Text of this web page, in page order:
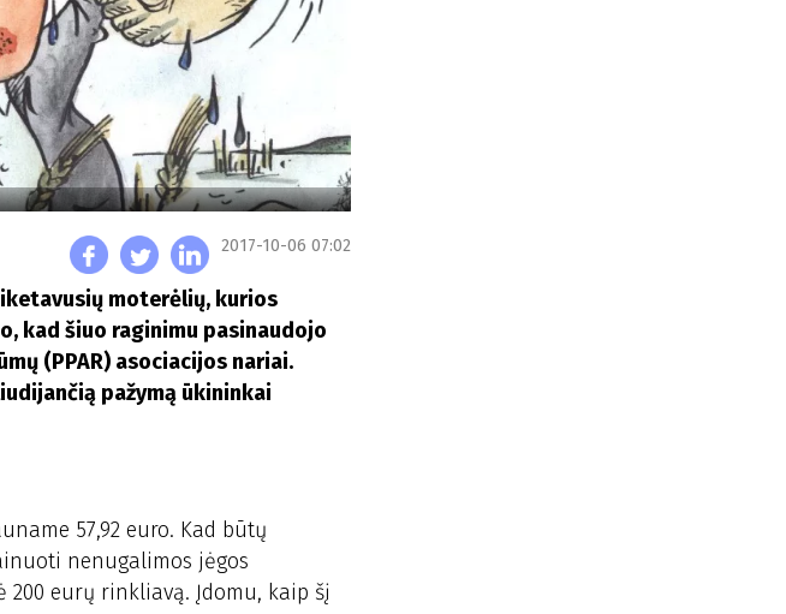
2017-10-06 07:02
moterėlių, kurios
kad šiuo raginimu pasinaudojo
(PPAR) asociacijos nariai.
pažymą ūkininkai
57,92 euro. Kad būtų
nenugalimos jėgos
200 eurų rinkliavą. Įdomu, kaip šį